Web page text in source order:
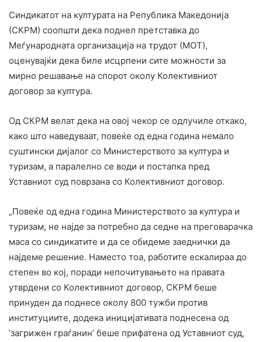
Синдикатот на културата на Република Македонија
(СКРМ) соопшти дека поднел претставка до
Меѓународната организација на трудот (МОТ),
оценувајќи дека биле исцрпени сите можности за
мирно решавање на спорот околу Колективниот
договор за култура.
Од СКРМ велат дека на овој чекор се одлучиле откако,
како што наведуваат, повеќе од една година немало
суштински дијалог со Министерството за култура и
туризам, а паралелно се води и постапка пред
Уставниот суд поврзана со Колективниот договор.
„Повеќе од една година Министерството за култура и
туризам, не најде за потребно да седне на преговарачка
маса со синдикатите и да се обидеме заеднички да
најдеме решение. Наместо тоа, работите ескалираа до
степен во кој, поради непочитувањето на правата
утврдени со Колективниот договор, СКРМ беше
принуден да поднесе околу 800 тужби против
институциите, додека иницијативата поднесена од
‘загрижен граѓанин’ беше прифатена од Уставниот суд,